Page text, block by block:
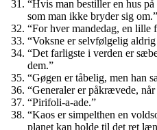
“Hvis man bestiller en hus
som man ikke bryder sig om.”
“For hver mandedag, en lille
“Voksne er selvfølgelig
“Det farligste i verden er
dem.”
“Gøgen er tåbelig, men han
“Generaler er påkrævede,
“Pirifoli-a-ade.”
“Kaos er simpelthen en
planet kan holde til det ret